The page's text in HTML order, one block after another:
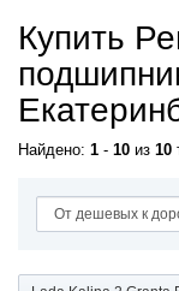
Купить
Найдено: 1 - 10 из 10